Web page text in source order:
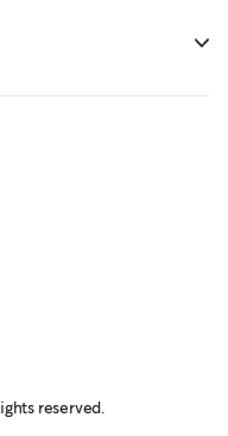
reserved.